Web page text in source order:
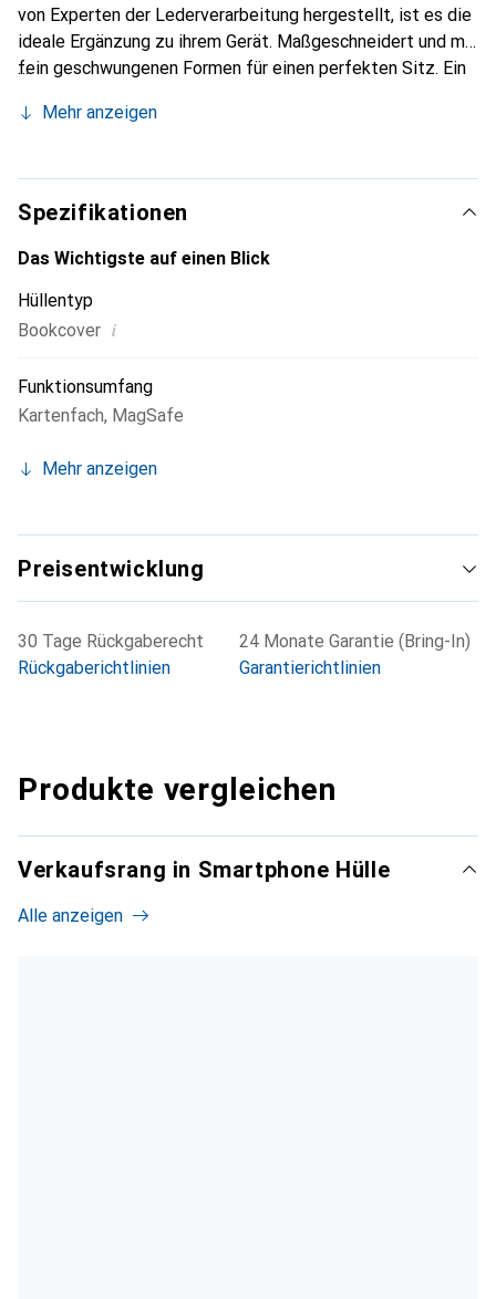
von Experten der Lederverarbeitung hergestellt, ist es die
ideale Ergänzung zu ihrem Gerät. Maßgeschneidert und mit
fein geschwungenen Formen für einen perfekten Sitz. Ein
Smartphone. Die Marke Noreve ist international für seine
Wahl für den anspruchsvollen Kunden.
Mehr anzeigen
Spezifikationen
Das Wichtigste auf einen Blick
Hüllentyp
Bookcover i
Funktionsumfang
Kartenfach, MagSafe
Mehr anzeigen
Preisentwicklung
30 Tage Rückgaberecht
Rückgaberichtlinien
24 Monate Garantie (Bring-In)
Garantierichtlinien
Produkte vergleichen
Verkaufsrang in Smartphone Hülle
Alle anzeigen